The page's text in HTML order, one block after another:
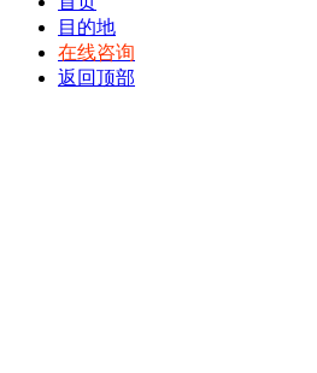
目的地
在线咨询
返回顶部